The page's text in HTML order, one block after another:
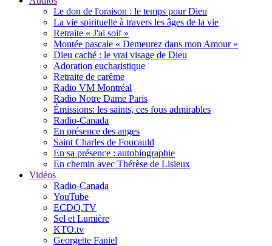
Le don de l'oraison : le temps pour Dieu
La vie spirituelle à travers les âges de la vie
Retraite « J'ai soif »
Montée pascale « Demeurez dans mon Amour »
Dieu caché : le vrai visage de Dieu
Adoration eucharistique
Retraite de carême
Radio VM Montréal
Radio Notre Dame Paris
Émissions: les saints, ces fous admirables
Radio-Canada
En présence des anges
Saint Charles de Foucauld
En sa présence : autobiographie
En chemin avec Thérèse de Lisieux
Vidéos
Radio-Canada
YouTube
ECDQ.TV
Sel et Lumière
KTO.tv
Georgette Faniel